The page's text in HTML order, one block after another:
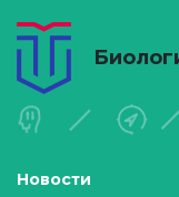
Новости